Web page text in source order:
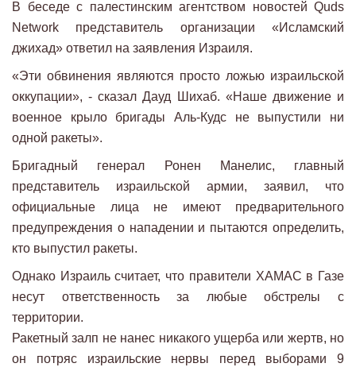
В беседе с палестинским агентством новостей Quds
Network представитель организации «Исламский
джихад» ответил на заявления Израиля.
«Эти обвинения являются просто ложью израильской
оккупации», - сказал Дауд Шихаб. «Наше движение и
военное крыло бригады Аль-Кудс не выпустили ни
одной ракеты».
Бригадный генерал Ронен Манелис, главный
представитель израильской армии, заявил, что
официальные лица не имеют предварительного
предупреждения о нападении и пытаются определить,
кто выпустил ракеты.
Однако Израиль считает, что правители ХАМАС в Газе
несут ответственность за любые обстрелы с
территории.
Ракетный залп не нанес никакого ущерба или жертв, но
он потряс израильские нервы перед выборами 9